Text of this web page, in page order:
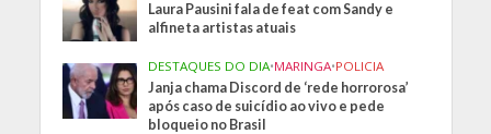
Laura Pausini fala de feat com Sandy e
alfineta artistas atuais
DESTAQUES DO DIA•MARINGA•POLICIA
Janja chama Discord de ‘rede horrorosa’
após caso de suicídio ao vivo e pede
bloqueio no Brasil